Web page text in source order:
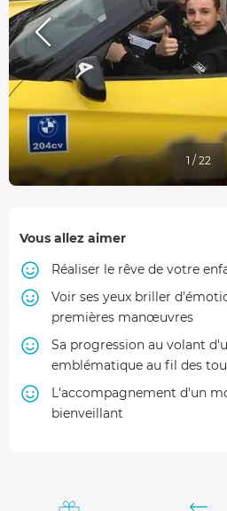
1 / 22
Vous allez aimer
Réaliser le rêve de votre
Voir ses yeux briller
premières manœuvres
Sa progression au volant
emblématique au fil des
L'accompagnement d'un
bienveillant